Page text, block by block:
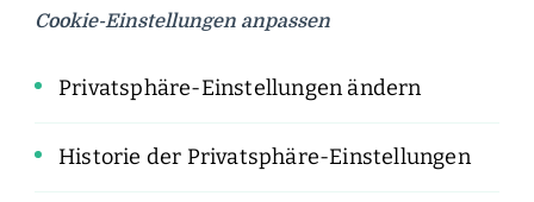
Cookie-Einstellungen anpassen
Privatsphäre-Einstellungen ändern
Historie der Privatsphäre-Einstellungen